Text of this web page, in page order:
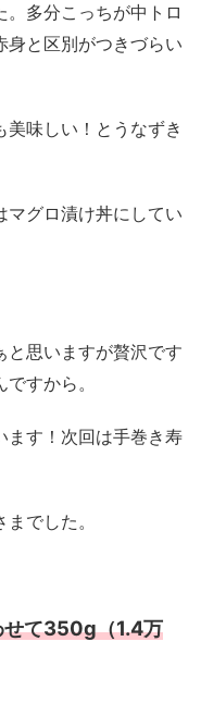
多分こっちが中トロ
身と区別がつきづらい
味しい！とうなずき
マグロ漬け丼にしてい
と思いますが贅沢です
すから。
ます！次回は手巻き寿
でした。
せて350g（1.4万